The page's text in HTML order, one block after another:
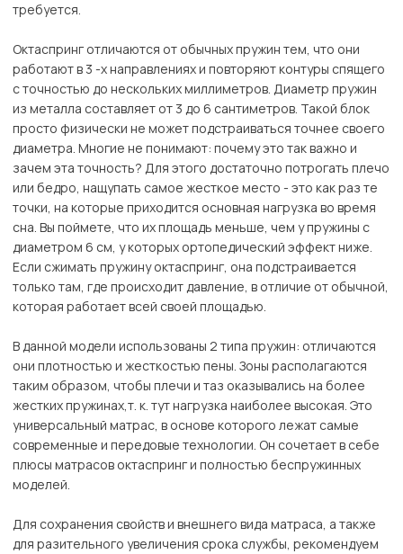
требуется.
Октаспринг отличаются от обычных пружин тем, что они
работают в 3 -х направлениях и повторяют контуры спящего
с точностью до нескольких миллиметров. Диаметр пружин
из металла составляет от 3 до 6 сантиметров. Такой блок
просто физически не может подстраиваться точнее своего
диаметра. Многие не понимают: почему это так важно и
зачем эта точность? Для этого достаточно потрогать плечо
или бедро, нащупать самое жесткое место - это как раз те
точки, на которые приходится основная нагрузка во время
сна. Вы поймете, что их площадь меньше, чем у пружины с
диаметром 6 см, у которых ортопедический эффект ниже.
Если сжимать пружину октаспринг, она подстраивается
только там, где происходит давление, в отличие от обычной,
которая работает всей своей площадью.
В данной модели использованы 2 типа пружин: отличаются
они плотностью и жесткостью пены. Зоны располагаются
таким образом, чтобы плечи и таз оказывались на более
жестких пружинах,т. к. тут нагрузка наиболее высокая. Это
универсальный матрас, в основе которого лежат самые
современные и передовые технологии. Он сочетает в себе
плюсы матрасов октаспринг и полностью беспружинных
моделей.
Для сохранения свойств и внешнего вида матраса, а также
для разительного увеличения срока службы, рекомендуем